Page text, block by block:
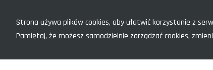
Strona używa plików cookies, aby ułatwić korzystanie z
Pamiętaj, że możesz samodzielnie zarządzać cookies,